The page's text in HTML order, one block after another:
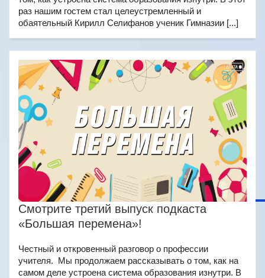
раз нашим гостем стал целеустремленный и
обаятельный Кирилл Селифанов ученик Гимназии [...]
Смотрите третий выпуск подкаста
«Большая перемена»!
Честный и откровенный разговор о профессии
учителя. Мы продолжаем рассказывать о том, как на
самом деле устроена система образования изнутри. В